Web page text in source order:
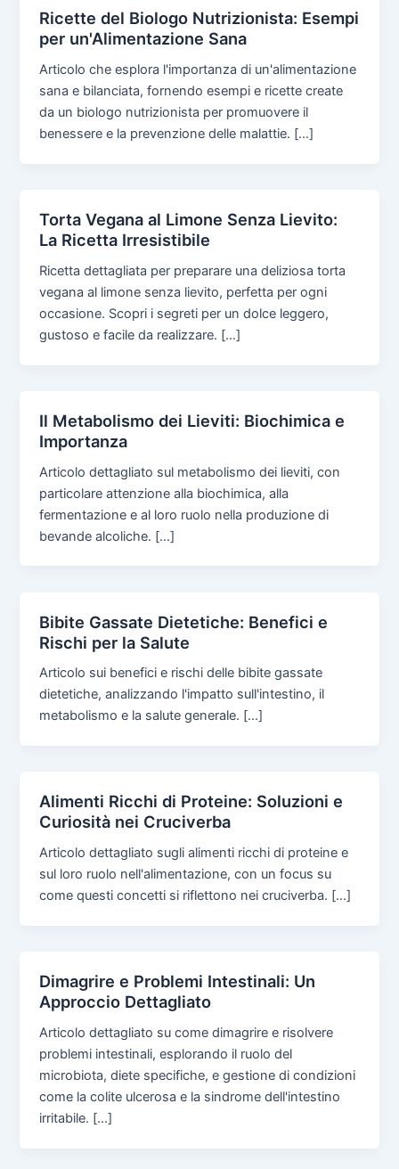
Ricette del Biologo Nutrizionista: Esempi
per un'Alimentazione Sana
Articolo che esplora l'importanza di un'alimentazione
sana e bilanciata, fornendo esempi e ricette create
da un biologo nutrizionista per promuovere il
benessere e la prevenzione delle malattie. […]
Torta Vegana al Limone Senza Lievito:
La Ricetta Irresistibile
Ricetta dettagliata per preparare una deliziosa torta
vegana al limone senza lievito, perfetta per ogni
occasione. Scopri i segreti per un dolce leggero,
gustoso e facile da realizzare. […]
Il Metabolismo dei Lieviti: Biochimica e
Importanza
Articolo dettagliato sul metabolismo dei lieviti, con
particolare attenzione alla biochimica, alla
fermentazione e al loro ruolo nella produzione di
bevande alcoliche. […]
Bibite Gassate Dietetiche: Benefici e
Rischi per la Salute
Articolo sui benefici e rischi delle bibite gassate
dietetiche, analizzando l'impatto sull'intestino, il
metabolismo e la salute generale. […]
Alimenti Ricchi di Proteine: Soluzioni e
Curiosità nei Cruciverba
Articolo dettagliato sugli alimenti ricchi di proteine e
sul loro ruolo nell'alimentazione, con un focus su
come questi concetti si riflettono nei cruciverba. […]
Dimagrire e Problemi Intestinali: Un
Approccio Dettagliato
Articolo dettagliato su come dimagrire e risolvere
problemi intestinali, esplorando il ruolo del
microbiota, diete specifiche, e gestione di condizioni
come la colite ulcerosa e la sindrome dell'intestino
irritabile. […]